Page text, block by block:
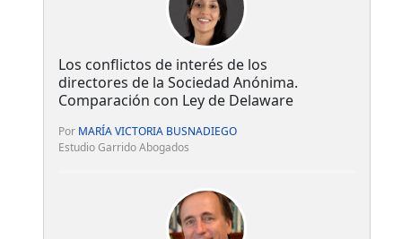
Los conflictos de interés de los
directores de la Sociedad Anónima.
Comparación con Ley de Delaware
Por MARÍA VICTORIA BUSNADIEGO
Estudio Garrido Abogados